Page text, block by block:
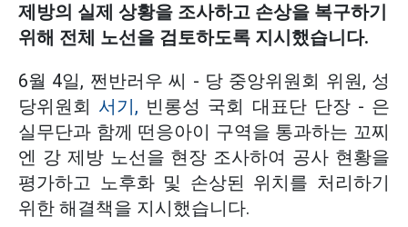
제방의 실제 상황을 조사하고 손상을 복구하기
위해 전체 노선을 검토하도록 지시했습니다.
6월 4일, 쩐반러우 씨 - 당 중앙위원회 위원, 성
당위원회 서기, 빈롱성 국회 대표단 단장 - 은
실무단과 함께 떤응아이 구역을 통과하는 꼬찌
엔 강 제방 노선을 현장 조사하여 공사 현황을
평가하고 노후화 및 손상된 위치를 처리하기
위한 해결책을 지시했습니다.